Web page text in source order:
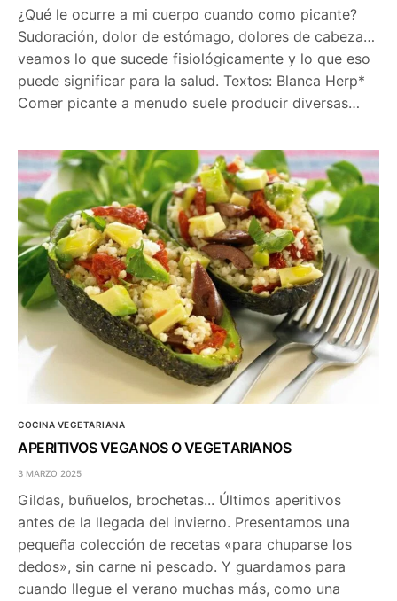
¿Qué le ocurre a mi cuerpo cuando como picante?
Sudoración, dolor de estómago, dolores de cabeza…
veamos lo que sucede fisiológicamente y lo que eso
puede significar para la salud. Textos: Blanca Herp*
Comer picante a menudo suele producir diversas…
COCINA VEGETARIANA
APERITIVOS VEGANOS O VEGETARIANOS
3 MARZO 2025
Gildas, buñuelos, brochetas... Últimos aperitivos
antes de la llegada del invierno. Presentamos una
pequeña colección de recetas «para chuparse los
dedos», sin carne ni pescado. Y guardamos para
cuando llegue el verano muchas más, como una